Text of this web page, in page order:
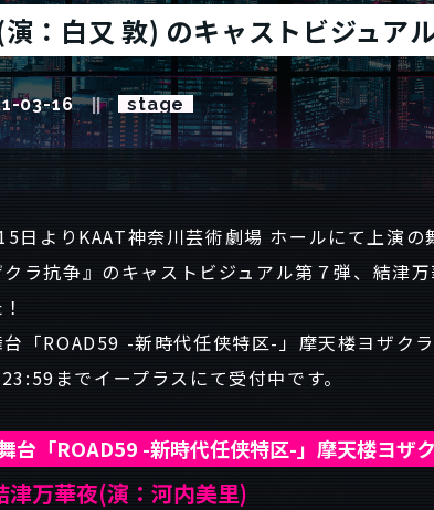
：白又 敦) のキャストビジュア
03-16 stage
日よりKAAT神奈川芸術劇場 ホールにて上演
クラ抗争』のキャストビジュアル第７弾、結津
台「ROAD59 -新時代任侠特区-」摩天楼ヨザク
までイープラスにて受付中です。
舞台「ROAD59 -新時代任侠特区-」摩天楼ヨザ
津万華夜(演：河内美里)